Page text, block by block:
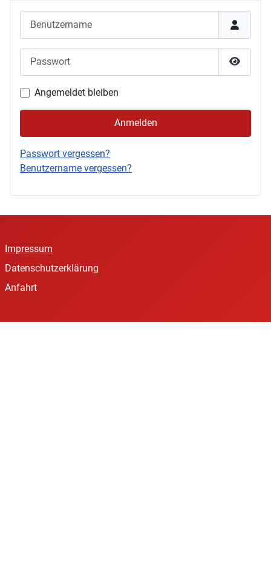
Angemeldet bleiben
Anmelden
Passwort vergessen?
Benutzername vergessen?
Impressum
Datenschutzerklärung
Anfahrt